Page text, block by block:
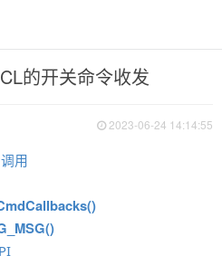
的开关命令收发
2023-06-24 14:14:55
用